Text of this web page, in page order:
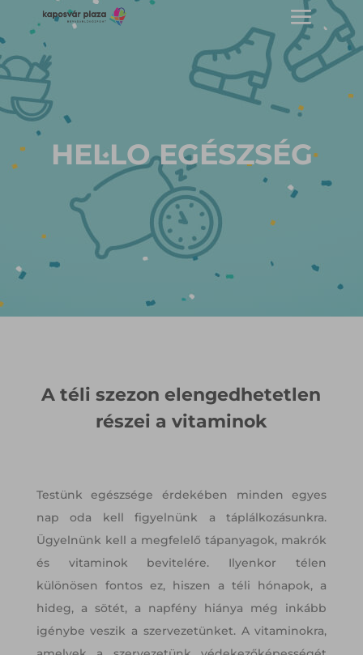
HELLO EGÉSZSÉG
A téli szezon elengedhetetlen
részei a vitaminok
Testünk egészsége érdekében minden egyes
nap oda kell figyelnünk a táplálkozásunkra.
Ügyelnünk kell a megfelelő tápanyagok, makrók
és vitaminok bevitelére. Ilyenkor télen
különösen fontos ez, hiszen a téli hónapok, a
hideg, a sötét, a napfény hiánya még inkább
igénybe veszik a szervezetünket. A vitaminokra,